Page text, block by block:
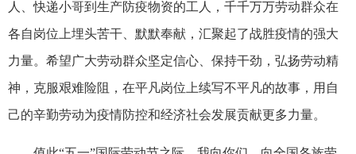
人、快递小哥到生产防疫物资的工人，千千万万劳动群众在
各自岗位上埋头苦干、默默奉献，汇聚起了战胜疫情的强大
力量。希望广大劳动群众坚定信心、保持干劲，弘扬劳动精
神，克服艰难险阻，在平凡岗位上续写不平凡的故事，用自
己的辛勤劳动为疫情防控和经济社会发展贡献更多力量。